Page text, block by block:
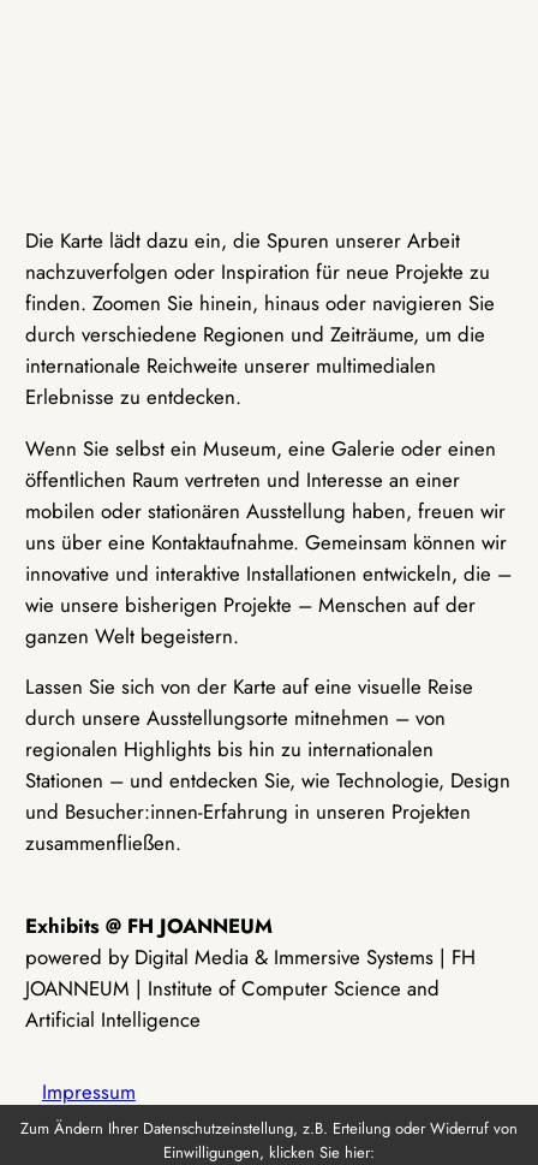
Die Karte lädt dazu ein, die Spuren unserer Arbeit
nachzuverfolgen oder Inspiration für neue Projekte zu
finden. Zoomen Sie hinein, hinaus oder navigieren Sie
durch verschiedene Regionen und Zeiträume, um die
internationale Reichweite unserer multimedialen
Erlebnisse zu entdecken.
Wenn Sie selbst ein Museum, eine Galerie oder einen
öffentlichen Raum vertreten und Interesse an einer
mobilen oder stationären Ausstellung haben, freuen wir
uns über eine Kontaktaufnahme. Gemeinsam können wir
innovative und interaktive Installationen entwickeln, die –
wie unsere bisherigen Projekte – Menschen auf der
ganzen Welt begeistern.
Lassen Sie sich von der Karte auf eine visuelle Reise
durch unsere Ausstellungsorte mitnehmen – von
regionalen Highlights bis hin zu internationalen
Stationen – und entdecken Sie, wie Technologie, Design
und Besucher:innen-Erfahrung in unseren Projekten
zusammenfließen.
Exhibits @ FH JOANNEUM
powered by Digital Media & Immersive Systems | FH
JOANNEUM | Institute of Computer Science and
Artificial Intelligence
Impressum
Zum Ändern Ihrer Datenschutzeinstellung, z.B. Erteilung oder Widerruf von
Einwilligungen, klicken Sie hier: